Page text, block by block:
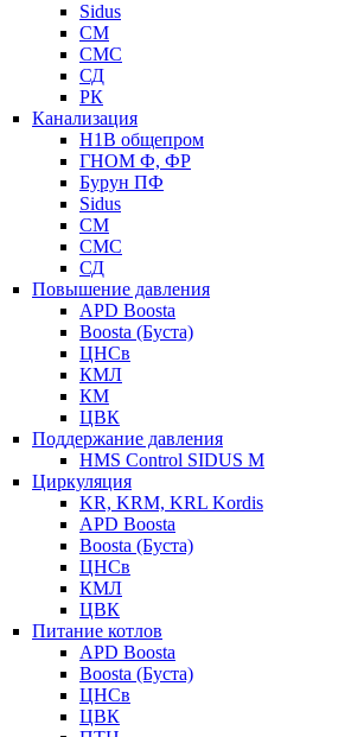
Sidus
СМ
СМС
СД
РК
Канализация
Н1В общепром
ГНОМ Ф, ФР
Бурун ПФ
Sidus
СМ
СМС
СД
Повышение давления
APD Boosta
Boosta (Буста)
ЦНСв
КМЛ
КМ
ЦВК
Поддержание давления
HMS Control SIDUS M
Циркуляция
KR, KRM, KRL Kordis
APD Boosta
Boosta (Буста)
ЦНСв
КМЛ
ЦВК
Питание котлов
APD Boosta
Boosta (Буста)
ЦНСв
ЦВК